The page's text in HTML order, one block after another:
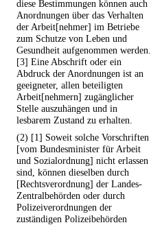
diese Bestimmungen können auch
Anordnungen über das Verhalten
der Arbeit[nehmer] im Betriebe
zum Schutze von Leben und
Gesundheit aufgenommen werden.
[3] Eine Abschrift oder ein
Abdruck der Anordnungen ist an
geeigneter, allen beteiligten
Arbeit[nehmern] zugänglicher
Stelle auszuhängen und in
lesbarem Zustand zu erhalten.
(2) [1] Soweit solche Vorschriften
[vom Bundesminister für Arbeit
und Sozialordnung] nicht erlassen
sind, können dieselben durch
[Rechtsverordnung] der Landes-
Zentralbehörden oder durch
Polizeiverordnungen der
zuständigen Polizeibehörden